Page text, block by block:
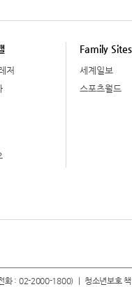
저
Family Sites
세계일보
스포츠월드
화 : 02-2000-1800) ㅣ 청소년보호